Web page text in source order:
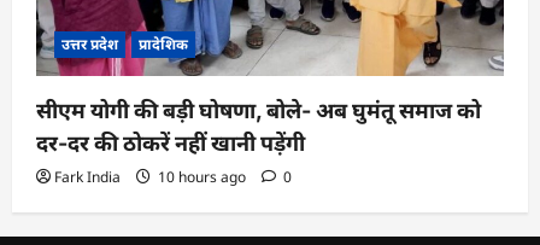
उत्तर प्रदेश प्रादेशिक
सीएम योगी की बड़ी घोषणा, बोले- अब घुमंतू समाज को
दर-दर की ठोकरें नहीं खानी पड़ेंगी
Fark India 10 hours ago 0